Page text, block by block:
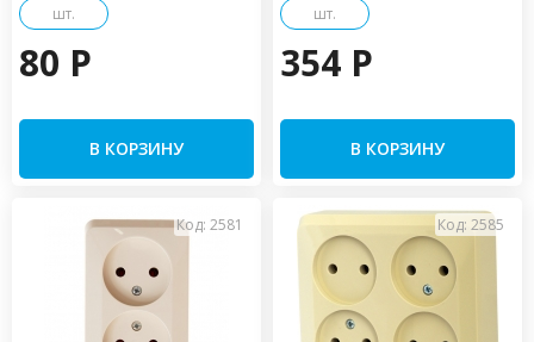
шт.
80 P
В КОРЗИНУ
шт.
354 P
В КОРЗИНУ
Код: 2581 Код: 2585